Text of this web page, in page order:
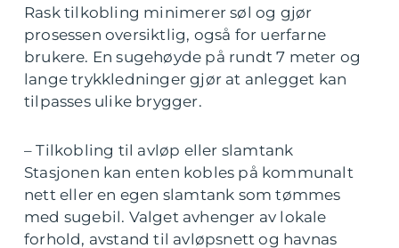
Rask tilkobling minimerer søl og gjør
prosessen oversiktlig, også for uerfarne
brukere. En sugehøyde på rundt 7 meter og
lange trykkledninger gjør at anlegget kan
tilpasses ulike brygger.
– Tilkobling til avløp eller slamtank
Stasjonen kan enten kobles på kommunalt
nett eller en egen slamtank som tømmes
med sugebil. Valget avhenger av lokale
forhold, avstand til avløpsnett og havnas